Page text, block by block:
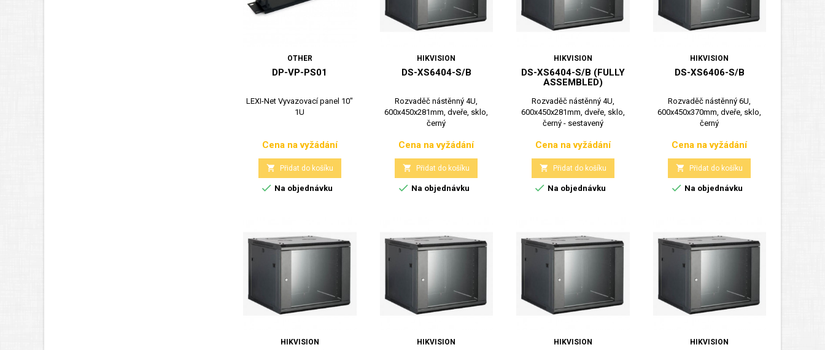
OTHER
DP-VP-PS01
LEXI-Net Vyvazovací panel 10"
1U
Cena
Cena na vyžádání
 Přidat do košíku
 Na objednávku
HIKVISION
DS-XS6404-S/B
Rozvaděč nástěnný 4U,
600x450x281mm, dveře, sklo,
černý
Cena
Cena na vyžádání
 Přidat do košíku
 Na objednávku
HIKVISION
DS-XS6404-S/B (FULLY
ASSEMBLED)
Rozvaděč nástěnný 4U,
600x450x281mm, dveře, sklo,
černý - sestavený
Cena
Cena na vyžádání
 Přidat do košíku
 Na objednávku
HIKVISION
DS-XS6406-S/B
Rozvaděč nástěnný 6U,
600x450x370mm, dveře, sklo,
černý
Cena
Cena na vyžádání
 Přidat do košíku
 Na objednávku
HIKVISION HIKVISION HIKVISION HIKVISION